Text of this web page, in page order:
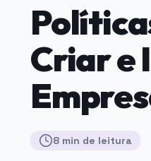
Criar e
8 min de leitura